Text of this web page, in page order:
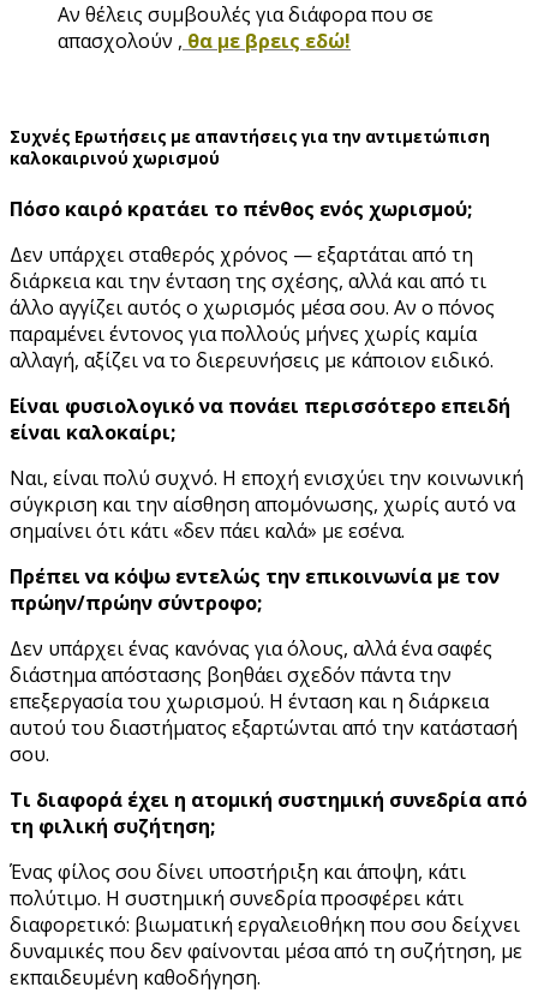
Αν θέλεις συμβουλές για διάφορα που σε
απασχολούν , θα με βρεις εδώ!
Συχνές Ερωτήσεις με απαντήσεις για την αντιμετώπιση
καλοκαιρινού χωρισμού
Πόσο καιρό κρατάει το πένθος ενός χωρισμού;
Δεν υπάρχει σταθερός χρόνος — εξαρτάται από τη
διάρκεια και την ένταση της σχέσης, αλλά και από τι
άλλο αγγίζει αυτός ο χωρισμός μέσα σου. Αν ο πόνος
παραμένει έντονος για πολλούς μήνες χωρίς καμία
αλλαγή, αξίζει να το διερευνήσεις με κάποιον ειδικό.
Είναι φυσιολογικό να πονάει περισσότερο επειδή
είναι καλοκαίρι;
Ναι, είναι πολύ συχνό. Η εποχή ενισχύει την κοινωνική
σύγκριση και την αίσθηση απομόνωσης, χωρίς αυτό να
σημαίνει ότι κάτι «δεν πάει καλά» με εσένα.
Πρέπει να κόψω εντελώς την επικοινωνία με τον
πρώην/πρώην σύντροφο;
Δεν υπάρχει ένας κανόνας για όλους, αλλά ένα σαφές
διάστημα απόστασης βοηθάει σχεδόν πάντα την
επεξεργασία του χωρισμού. Η ένταση και η διάρκεια
αυτού του διαστήματος εξαρτώνται από την κατάστασή
σου.
Τι διαφορά έχει η ατομική συστημική συνεδρία από
τη φιλική συζήτηση;
Ένας φίλος σου δίνει υποστήριξη και άποψη, κάτι
πολύτιμο. Η συστημική συνεδρία προσφέρει κάτι
διαφορετικό: βιωματική εργαλειοθήκη που σου δείχνει
δυναμικές που δεν φαίνονται μέσα από τη συζήτηση, με
εκπαιδευμένη καθοδήγηση.